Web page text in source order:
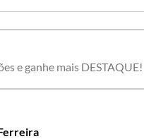
e ganhe mais DESTAQUE!